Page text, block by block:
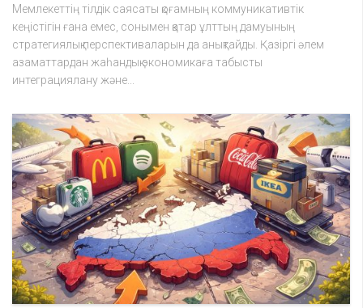
Мемлекеттің тілдік саясаты қоғамның коммуникативтік
кеңістігін ғана емес, сонымен қатар ұлттың дамуының
стратегиялық перспективаларын да анықтайды. Қазіргі әлем
азаматтардан жаһандық экономикаға табысты
интеграциялану және...